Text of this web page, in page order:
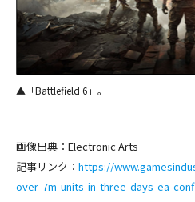
▲「Battlefield 6」。
画像出典：Electronic Arts
記事リンク： https://
over-7m-units-in-three-days-ea-